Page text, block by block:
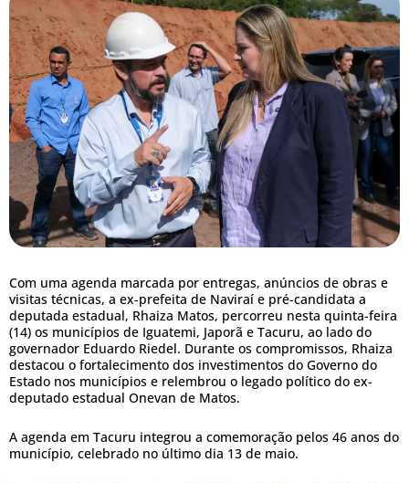
Com uma agenda marcada por entregas, anúncios de obras e
visitas técnicas, a ex-prefeita de Naviraí e pré-candidata a
deputada estadual, Rhaiza Matos, percorreu nesta quinta-feira
(14) os municípios de Iguatemi, Japorã e Tacuru, ao lado do
governador Eduardo Riedel. Durante os compromissos, Rhaiza
destacou o fortalecimento dos investimentos do Governo do
Estado nos municípios e relembrou o legado político do ex-
deputado estadual Onevan de Matos.
A agenda em Tacuru integrou a comemoração pelos 46 anos do
município, celebrado no último dia 13 de maio.